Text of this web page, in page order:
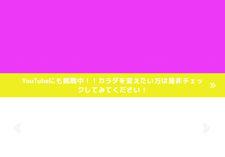
YouTubeにも挑戦中！！カラダを変えたい方は是非チェッ
クしてみてください！